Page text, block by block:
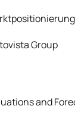
Group
and